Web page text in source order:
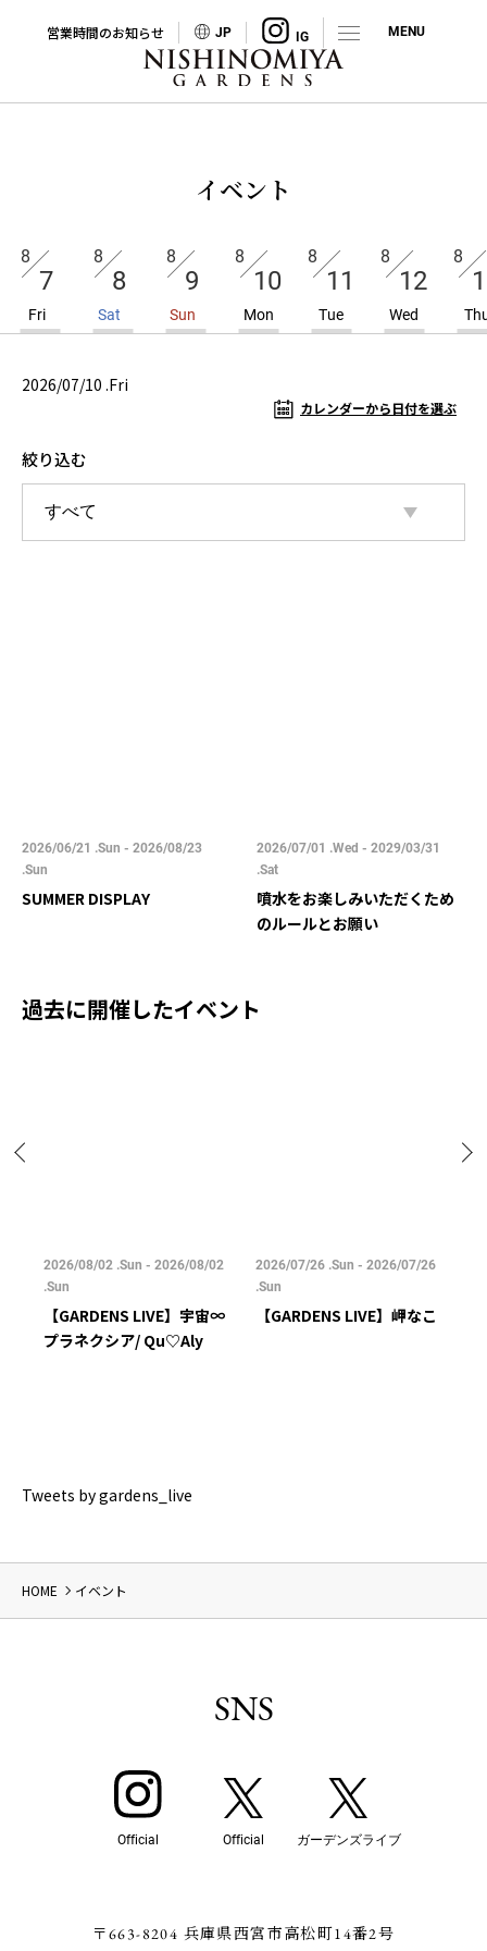
営業時間のお知らせ JP
イベント
8
7
Fri
8
8
Sat
8
9
Sun
8
10
Mon
8
11
Tue
8
12
Wed
8
2026/07/10 .Fri
カレンダーから日付を選ぶ
絞り込む
2026/06/21 .Sun - 2026/08/23
.Sun
SUMMER DISPLAY
2026/07/01 .Wed - 2029/03/31
.Sat
噴水をお楽しみいただくため
のルールとお願い
過去に開催したイベント
2026/08/02 .Sun - 2026/08/02
.Sun
【GARDENS LIVE】宇宙∞
プラネクシア/ Qu♡Aly
2026/07/26 .Sun - 2026/07/26
.Sun
【GARDENS LIVE】岬なこ
Tweets by gardens_live
HOME イベント
SNS
Official Official ガーデンズライブ
〒663-8204 兵庫県西宮市高松町14番2号